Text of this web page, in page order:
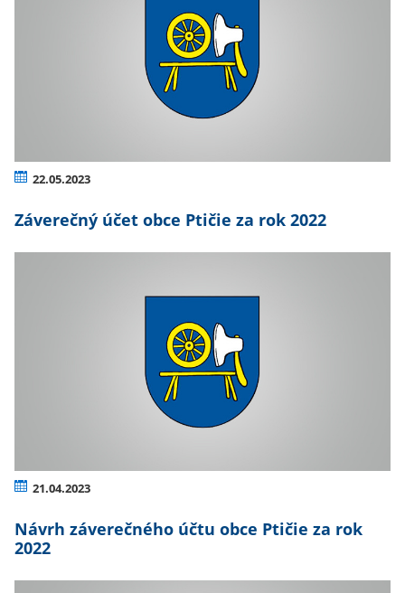
22.05.2023
Záverečný účet obce Ptičie za rok 2022
21.04.2023
Návrh záverečného účtu obce Ptičie za rok
2022